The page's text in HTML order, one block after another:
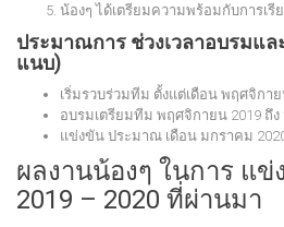
น้องๆ ได้เตรียมความพร้อมกับการเ
ประมาณการ ช่วงเวลาอบรมแ
แนบ)
เริ่มรวบร่วมทีม ตั้งแต่เดือน พฤศจิกาย
อบรมเตรียมทีม พฤศจิกายน 2019 ถึง
แข่งขัน ประมาณ เดือน มกราคม
ผลงานน้องๆ ในการ แ
2019 – 2020 ที่ผ่านมา